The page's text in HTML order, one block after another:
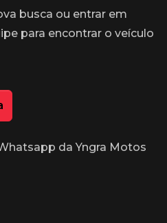
busca ou entrar em
para encontrar o veículo
da Yngra Motos